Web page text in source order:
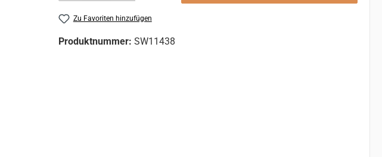
Zu Favoriten hinzufügen
Produktnummer: SW11438